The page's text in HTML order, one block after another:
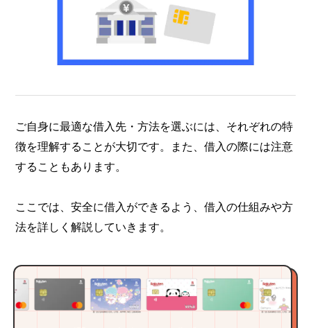
ご自身に最適な借入先・方法を選ぶには、それぞれの特
徴を理解することが大切です。また、借入の際には注意
することもあります。
ここでは、安全に借入ができるよう、借入の仕組みや方
法を詳しく解説していきます。